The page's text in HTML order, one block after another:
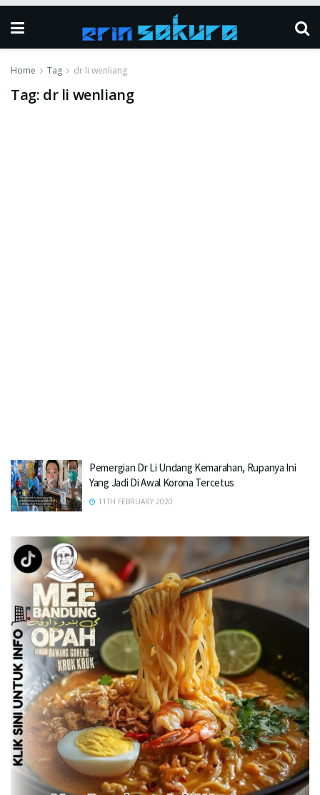
Home Tag dr li wenliang
Tag: dr li wenliang
Pemergian Dr Li Undang Kemarahan, Rupanya Ini
Yang Jadi Di Awal Korona Tercetus
11TH FEBRUARY 2020